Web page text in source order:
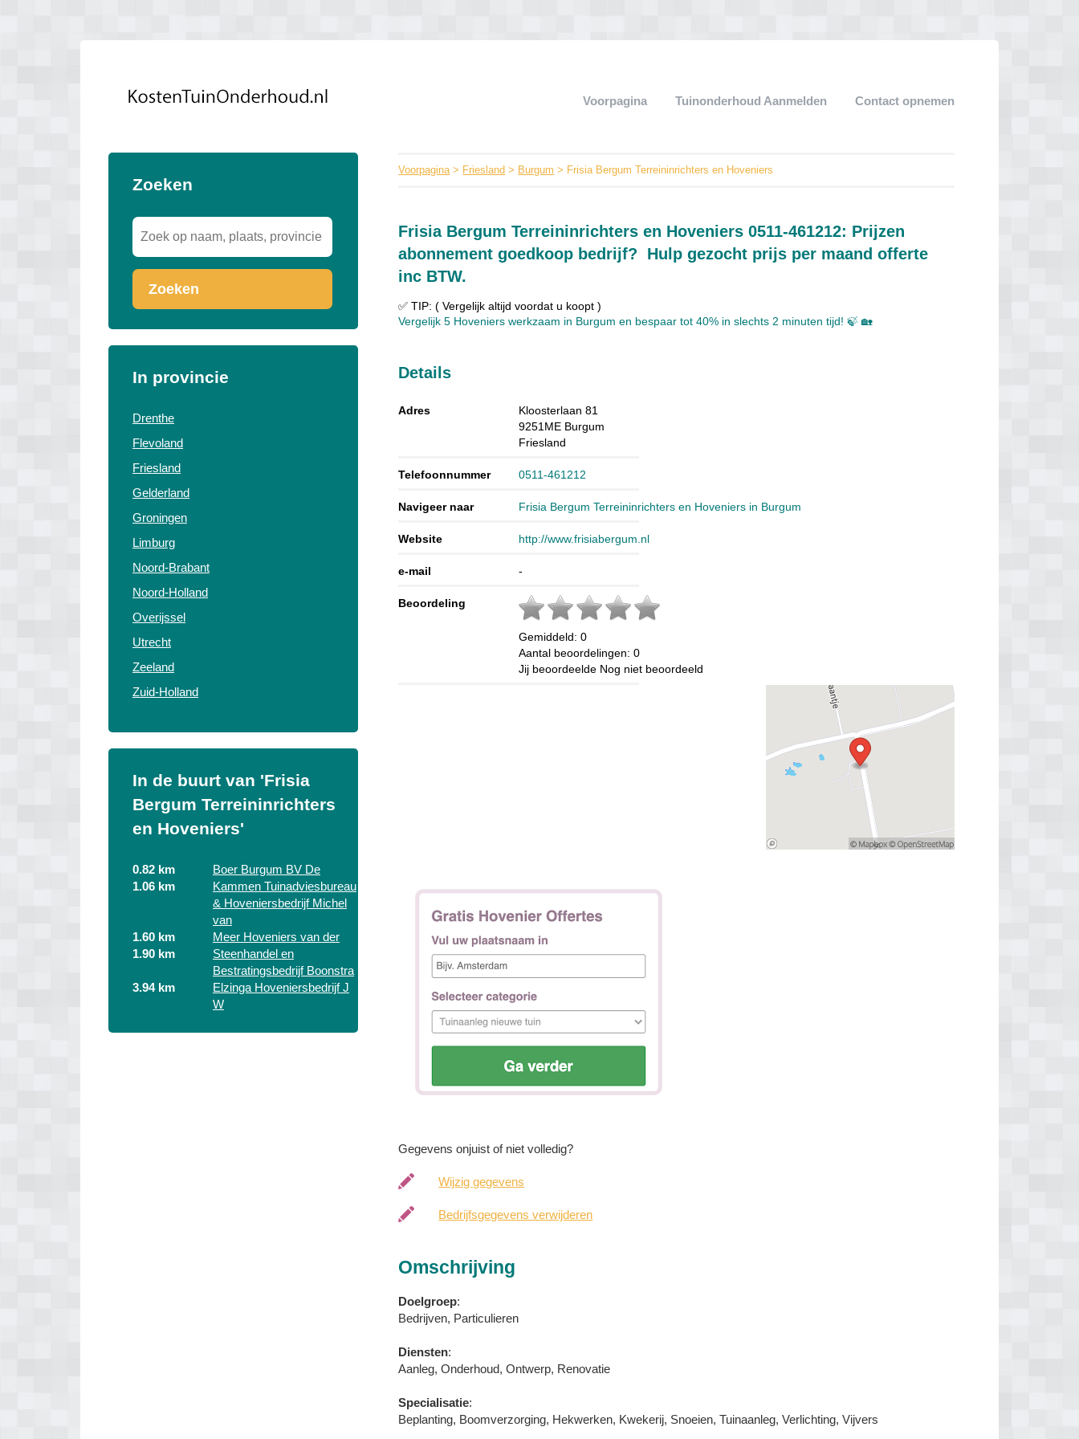
Voorpagina Tuinonderhoud Aanmelden Contact opnemen
Zoeken
Zoeken
In provincie
Drenthe
Flevoland
Friesland
Gelderland
Groningen
Limburg
Noord-Brabant
Noord-Holland
Overijssel
Utrecht
Zeeland
Zuid-Holland
In de buurt van 'Frisia
Bergum Terreininrichters
en Hoveniers'
0.82 km
Boer Burgum BV De
1.06 km
Kammen Tuinadviesbureau
& Hoveniersbedrijf Michel
van
1.60 km
Meer Hoveniers van der
1.90 km
Steenhandel en
Bestratingsbedrijf Boonstra
3.94 km
Elzinga Hoveniersbedrijf J
W
Voorpagina> Friesland > Burgum > Frisia Bergum Terreininrichters en Hoveniers
Frisia Bergum Terreininrichters en Hoveniers 0511-461212: Prijzen
abonnement goedkoop bedrijf? Hulp gezocht prijs per maand offerte
inc BTW.
✅ TIP: ( Vergelijk altijd voordat u koopt )
Vergelijk 5 Hoveniers werkzaam in Burgum en bespaar tot 40% in slechts 2 minuten tijd! 🍃 🏡
Details
Adres
Kloosterlaan 81
9251ME Burgum
Friesland
Telefoonnummer 0511-461212
Navigeer naar Frisia Bergum Terreininrichters en Hoveniers in Burgum
Website http://www.frisiabergum.nl
e-mail -
Beoordeling
Gemiddeld:0
Aantal beoordelingen:0
Jij beoordeelde Nog niet beoordeeld
Gegevens onjuist of niet volledig?
Wijzig gegevens
Bedrijfsgegevens verwijderen
Omschrijving
Doelgroep:
Bedrijven, Particulieren
Diensten:
Aanleg, Onderhoud, Ontwerp, Renovatie
Specialisatie:
Beplanting, Boomverzorging, Hekwerken, Kwekerij, Snoeien, Tuinaanleg, Verlichting, Vijvers